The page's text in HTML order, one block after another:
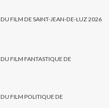
FILM DE SAINT-JEAN-DE-LUZ 2026
FILM FANTASTIQUE DE
FILM POLITIQUE DE